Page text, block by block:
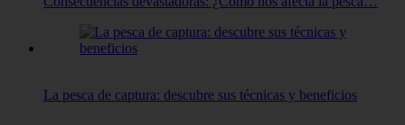
La pesca de captura: descubre sus técnicas y beneficios